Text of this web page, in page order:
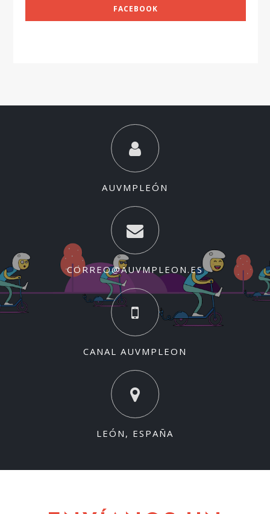
FACEBOOK
AUVMPLEÓN
CORREO@AUVMPLEON.ES
CANAL AUVMPLEON
LEÓN, ESPAÑA